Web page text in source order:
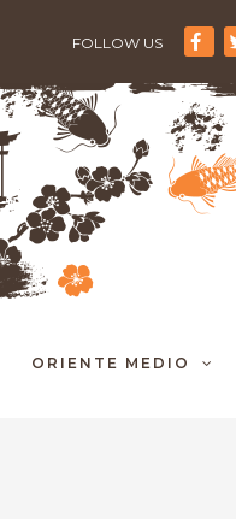
FOLLOW US
ORIENTE MEDIO